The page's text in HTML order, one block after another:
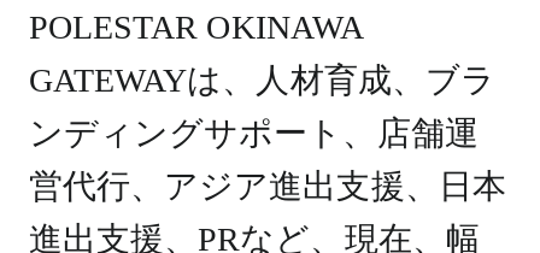
POLESTAR OKINAWA
GATEWAYは、人材育成、ブラ
ンディングサポート、店舗運
営代行、アジア進出支援、日本
進出支援、PRなど、現在、幅